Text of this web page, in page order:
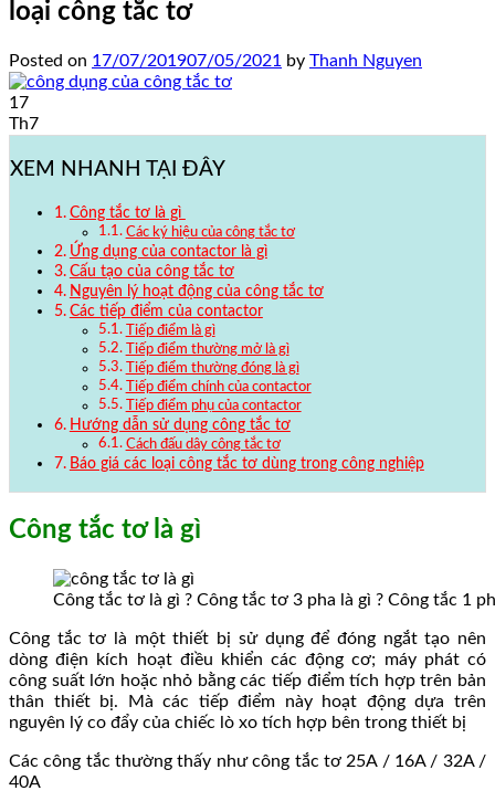
loại công tắc tơ
Posted on 17/07/201907/05/2021 by Thanh Nguyen
17
Th7
XEM NHANH TẠI ĐÂY
Công tắc tơ là gì
Các ký hiệu của công tắc tơ
Ứng dụng của contactor là gì
Cấu tạo của công tắc tơ
Nguyên lý hoạt động của công tắc tơ
Các tiếp điểm của contactor
Tiếp điểm là gì
Tiếp điểm thường mở là gì
Tiếp điểm thường đóng là gì
Tiếp điểm chính của contactor
Tiếp điểm phụ của contactor
Hướng dẫn sử dụng công tắc tơ
Cách đấu dây công tắc tơ
Báo giá các loại công tắc tơ dùng trong công nghiệp
Công tắc tơ là gì
Công tắc tơ là gì ? Công tắc tơ 3 pha là gì ? Công tắc 1
Công tắc tơ là một thiết bị sử dụng để đóng ngắt tạo nên
dòng điện kích hoạt điều khiển các động cơ; máy phát có
công suất lớn hoặc nhỏ bằng các tiếp điểm tích hợp trên bản
thân thiết bị. Mà các tiếp điểm này hoạt động dựa trên
nguyên lý co đẩy của chiếc lò xo tích hợp bên trong thiết bị
Các công tắc thường thấy như công tắc tơ 25A / 16A / 32A /
40A